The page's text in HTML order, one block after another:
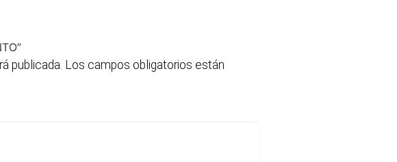
publicada. Los campos obligatorios están